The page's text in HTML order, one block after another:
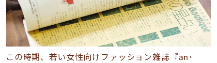
この時期、若い女性向けファッション雑誌『an･